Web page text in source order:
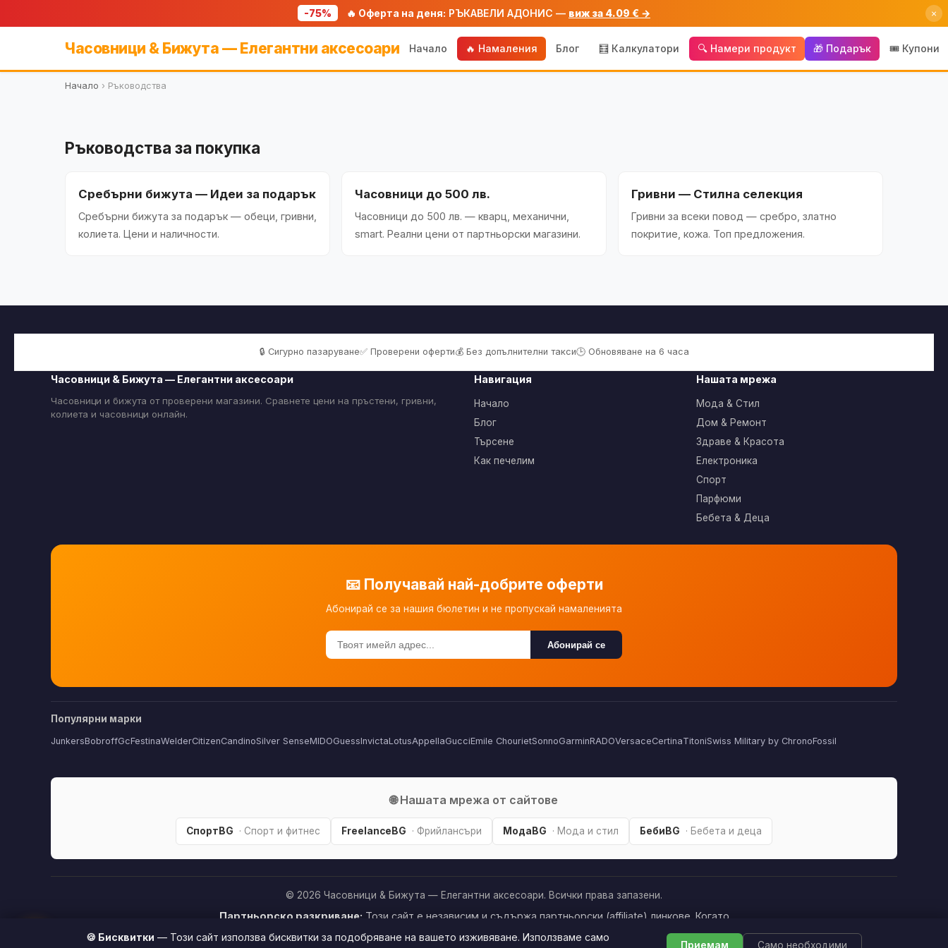
-75% 🔥 Оферта на деня: РЪКАВЕЛИ АДОНИС — виж за 4.09 € → ×
Часовници & Бижута — Елегантни аксесоари Начало 🔥 Намаления Блог 🧮 Калкулатори 🔍 Намери продукт 🎁 Подарък 🎟️ Купони
Начало › Ръководства
Ръководства за покупка
Сребърни бижута — Идеи за подарък
Сребърни бижута за подарък — обеци, гривни,
колиета. Цени и наличности.
Часовници до 500 лв.
Часовници до 500 лв. — кварц, механични,
smart. Реални цени от партньорски магазини.
Гривни — Стилна селекция
Гривни за всеки повод — сребро, златно
покритие, кожа. Топ предложения.
🔒 Сигурно пазаруване✅ Проверени оферти💰 Без допълнителни такси🕒 Обновяване на 6 часа
Часовници & Бижута — Елегантни аксесоари
Часовници и бижута от проверени магазини. Сравнете цени на пръстени, гривни,
колиета и часовници онлайн.
Навигация
Начало
Блог
Търсене
Как печелим
Нашата мрежа
Мода & Стил
Дом & Ремонт
Здраве & Красота
Електроника
Спорт
Парфюми
Бебета & Деца
📧 Получавай най-добрите оферти
Абонирай се за нашия бюлетин и не пропускай намаленията
Абонирай се
Популярни марки
JunkersBobroffGcFestinaWelderCitizenCandinoSilver SenseMIDOGuessInvictaLotusAppellaGucciEmile ChourietSonnoGarminRADOVersaceCertinaTitoniSwiss Military by ChronoFossil
🌐 Нашата мрежа от сайтове
СпортBG · Спорт и фитнес FreelanceBG · Фрийлансъри МодаBG · Мода и стил БебиBG · Бебета и деца
© 2026 Часовници & Бижута — Елегантни аксесоари. Всички права запазени.
Партньорско разкриване: Този сайт е независим и съдържа партньорски (affiliate) линкове. Когато
купите продукт през тях, може да получим малка комисиона от магазина —
това да оскъпява
🍪 Бисквитки — Този сайт използва бисквитки за подобряване на вашето изживяване. Използваме само
Приемам Само необходими